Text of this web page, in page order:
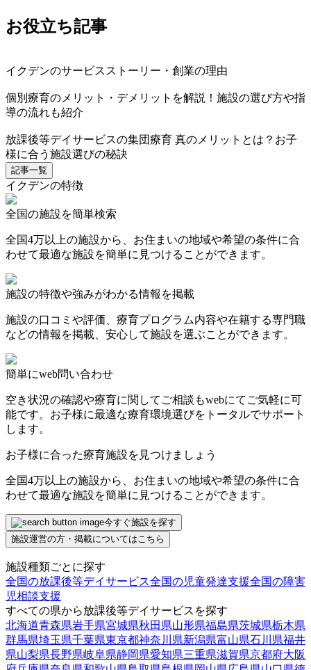
お役立ち記事
イクデンのサービスストーリー・創業の理由
個別療育のメリット・デメリットを解説！施設の選び方や指
導の流れも紹介
放課後等デイサービスの集団療育 真のメリットとは？お子
様に合う施設選びの秘訣
記事一覧
イクデンの特徴
全国の施設を簡単検索
全国4万以上の施設から、お住まいの地域や希望の条件に合
わせて最適な施設を簡単に見つけることができます。
施設の特徴や強みがわかる情報を掲載
施設の口コミや評価、療育プログラム内容や在籍する専門職
などの情報を掲載、安心して施設を選ぶことができます。
簡単にweb問い合わせ
空き状況の確認や療育に関してご相談もwebにてご気軽に可
能です。お子様に最適な療育環境選びをトータルでサポート
します。
お子様に合った療育施設を見つけましょう
全国4万以上の施設から、お住まいの地域や希望の条件に合
わせて最適な施設を簡単に見つけることができます。
今すぐ施設を探す
施設運営の方・掲載についてはこちら
施設種類ごとに探す
全国の放課後等デイサービス全国の児童発達支援全国の障害
児相談支援
すべての県から放課後等デイサービスを探す
北海道青森県岩手県宮城県秋田県山形県福島県茨城県栃木県
群馬県埼玉県千葉県東京都神奈川県新潟県富山県石川県福井
県山梨県長野県岐阜県静岡県愛知県三重県滋賀県京都府大阪